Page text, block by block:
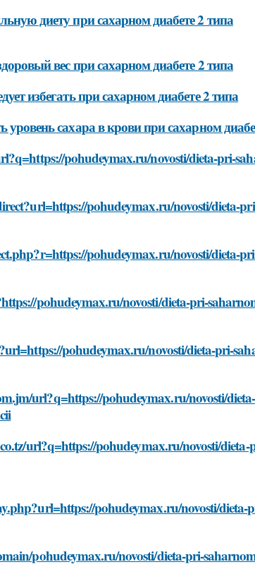
диету при сахарном диабете 2 типа
вес при сахарном диабете 2 типа
избегать при сахарном диабете 2 типа
сахара в крови при сахарном
pohudeymax.ru/novosti/dieta-pri-
pohudeymax.ru/novosti/dieta-
pohudeymax.ru/novosti/dieta-
pohudeymax.ru/novosti/dieta-pri-
pohudeymax.ru/novosti/dieta-pri-
url?q=https://pohudeymax.ru/novosti/
url?q=https://pohudeymax.ru/novosti/
pohudeymax.ru/novosti/dieta-
pohudeymax.ru/novosti/dieta-pri-